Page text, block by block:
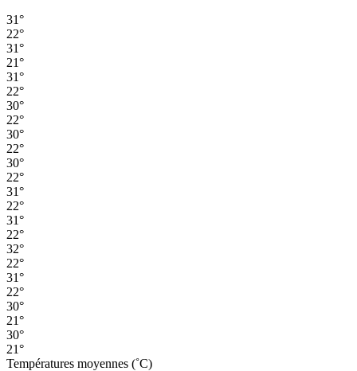
31°
22°
31°
21°
31°
22°
30°
22°
30°
22°
30°
22°
31°
22°
31°
22°
32°
22°
31°
22°
30°
21°
30°
21°
Températures moyennes (˚C)